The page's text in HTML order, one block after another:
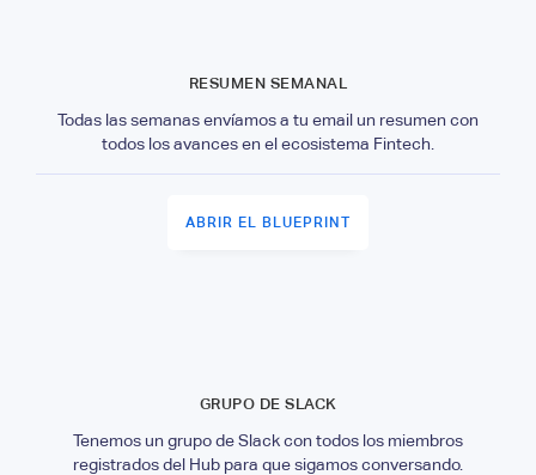
RESUMEN SEMANAL
Todas las semanas envíamos a tu email un resumen con
todos los avances en el ecosistema Fintech.
ABRIR EL BLUEPRINT
GRUPO DE SLACK
Tenemos un grupo de Slack con todos los miembros
registrados del Hub para que sigamos conversando.